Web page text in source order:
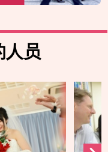
人员